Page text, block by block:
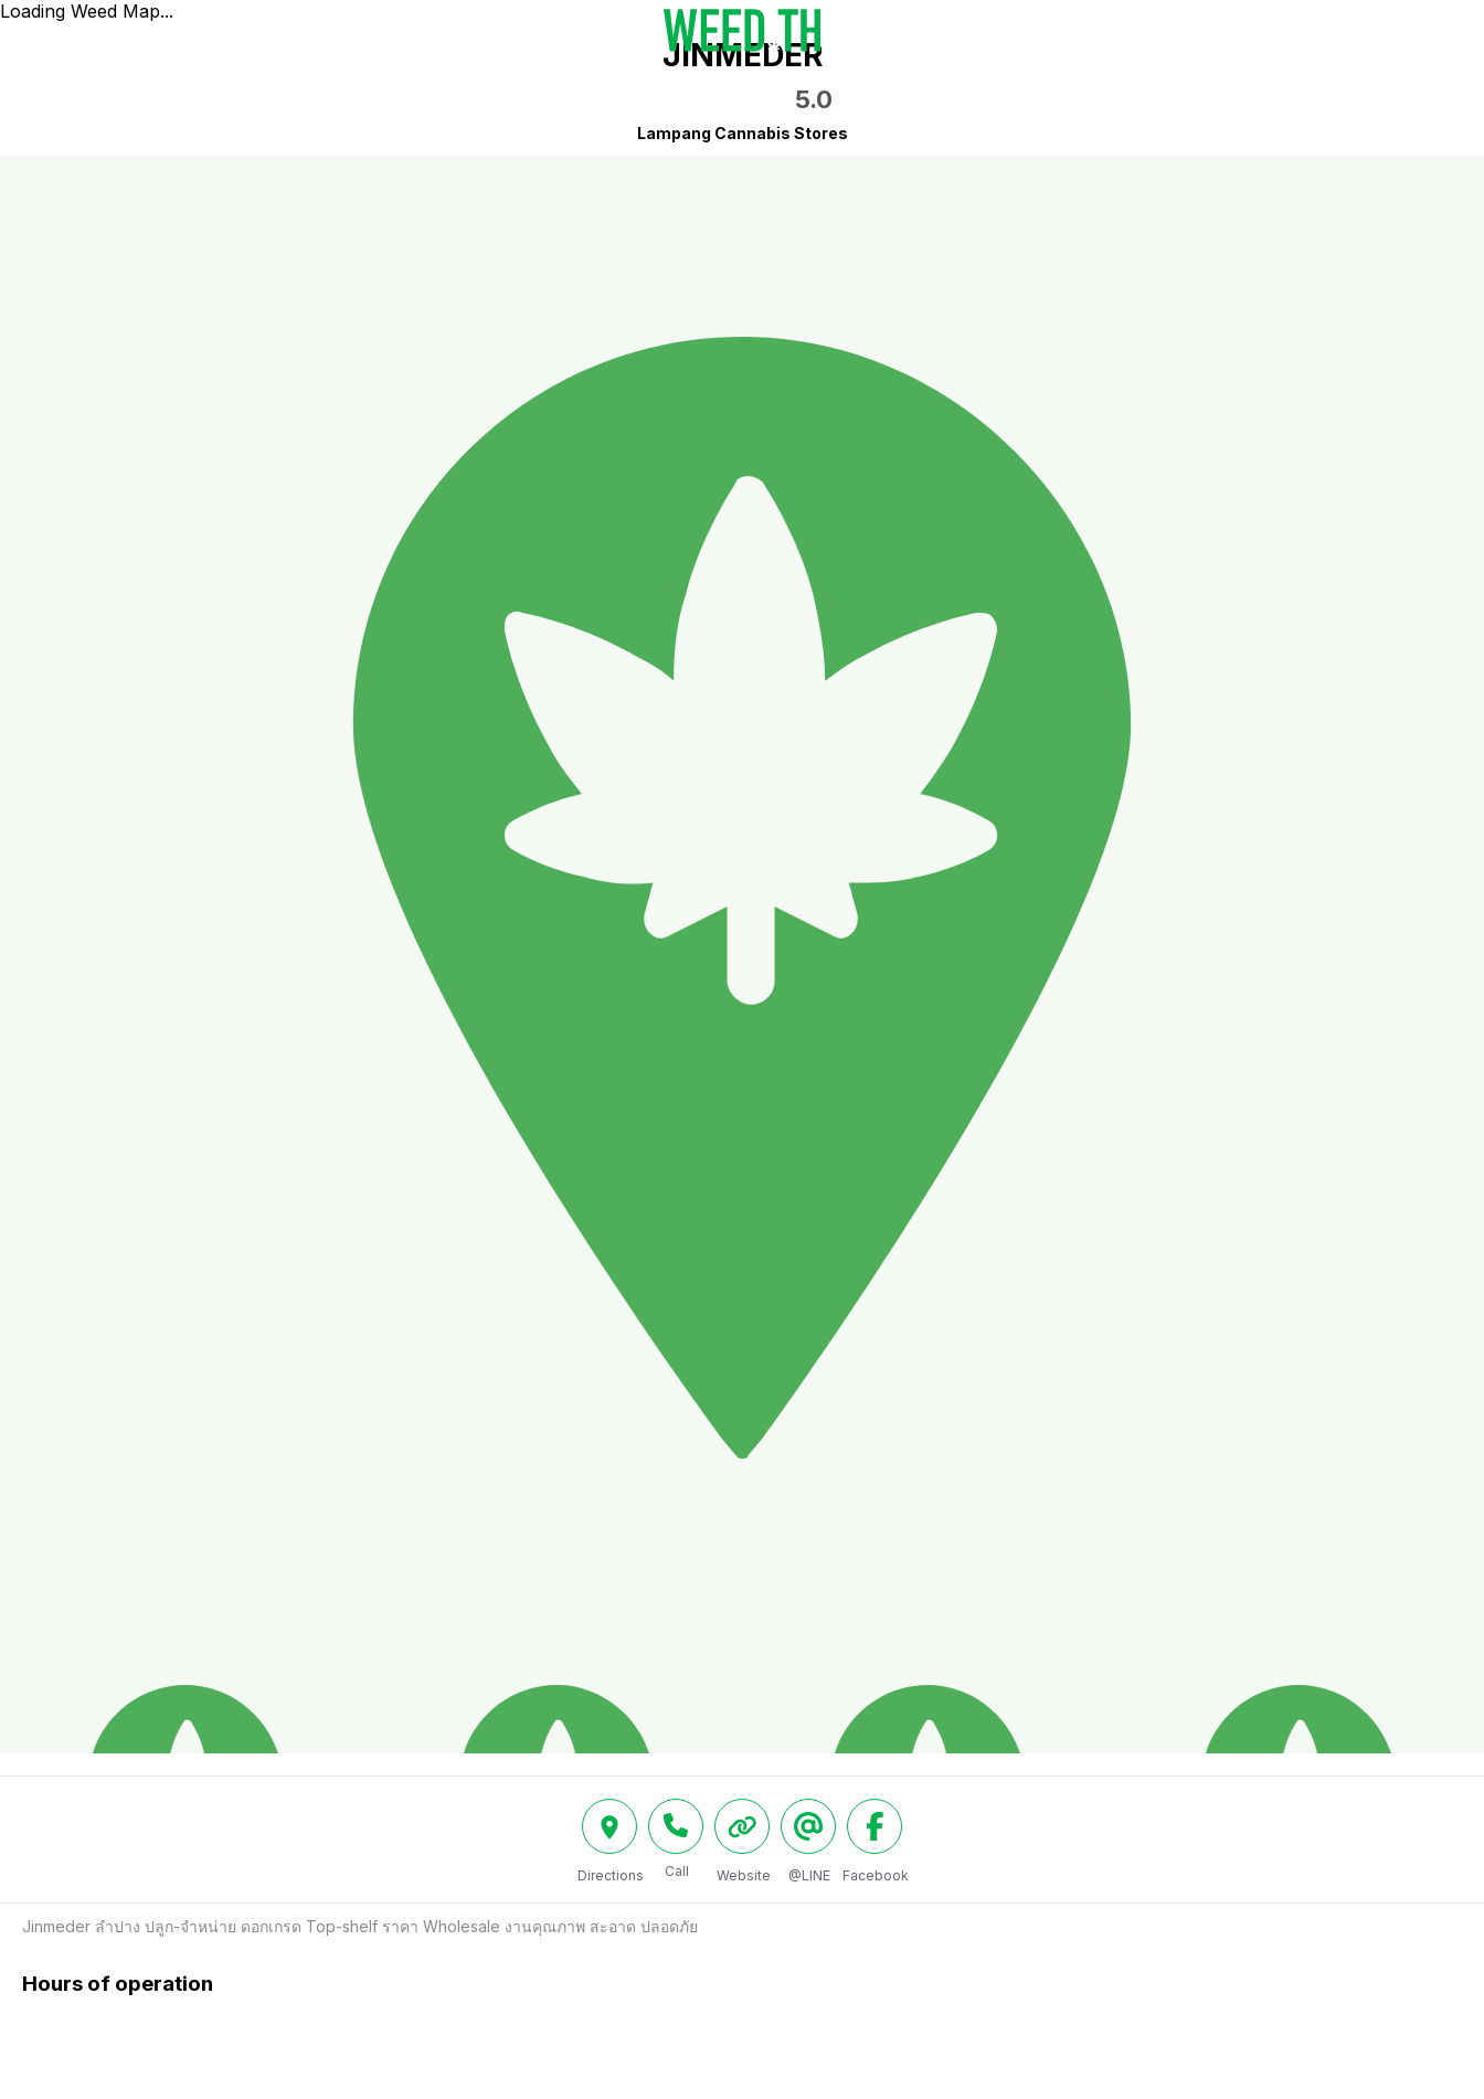
Loading Weed Map...
JINMEDER
5.0
Lampang Cannabis Stores
Directions Call Website @LINE Facebook
Jinmeder ลำปาง ปลูก-จำหน่าย ดอกเกรด Top-shelf ราคา Wholesale งานคุณภาพ สะอาด ปลอดภัย
Hours of operation